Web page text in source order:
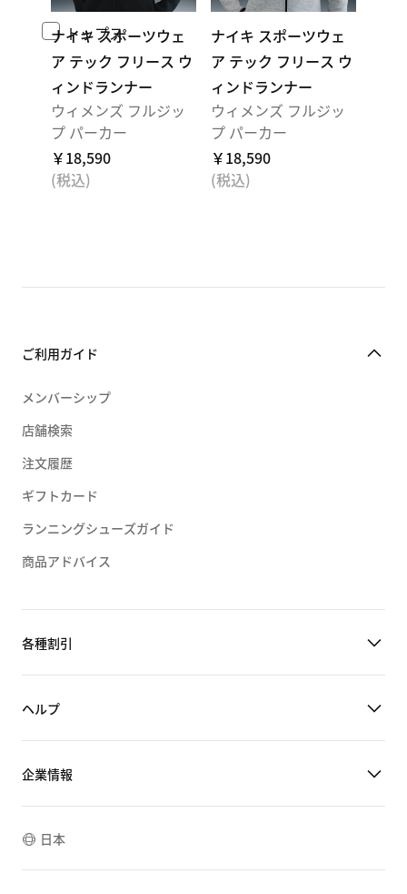
トップス
ナイキ スポーツウェ
ア テック フリース ウ
ィンドランナー
ウィメンズ フルジッ
プ パーカー
￥18,590
(税込)
ナイキ スポーツウェ
ア テック フリース ウ
ィンドランナー
ウィメンズ フルジッ
プ パーカー
￥18,590
(税込)
ご利用ガイド
メンバーシップ
店舗検索
注文履歴
ギフトカード
ランニングシューズガイド
商品アドバイス
各種割引
ヘルプ
企業情報
日本